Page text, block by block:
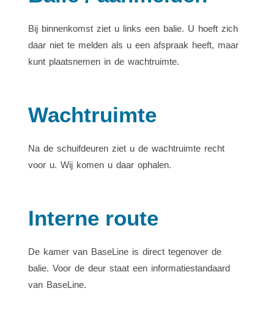
Bij binnenkomst ziet u links een balie. U hoeft zich
daar niet te melden als u een afspraak heeft, maar
kunt plaatsnemen in de wachtruimte.
Wachtruimte
Na de schuifdeuren ziet u de wachtruimte recht
voor u. Wij komen u daar ophalen.
Interne route
De kamer van BaseLine is direct tegenover de
balie. Voor de deur staat een informatiestandaard
van BaseLine.